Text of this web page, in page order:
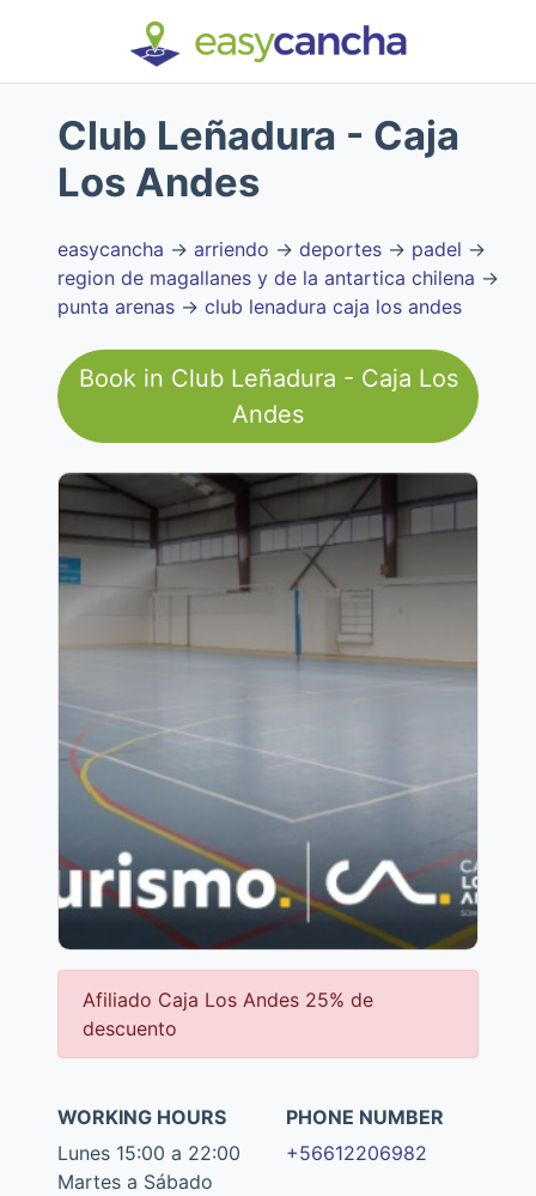
Club Leñadura - Caja
Los Andes
easycancha → arriendo → deportes → padel →
region de magallanes y de la antartica chilena →
punta arenas → club lenadura caja los andes
Book in Club Leñadura - Caja Los
Andes
Afiliado Caja Los Andes 25% de
descuento
WORKING HOURS
Lunes 15:00 a 22:00
Martes a Sábado
PHONE NUMBER
+56612206982